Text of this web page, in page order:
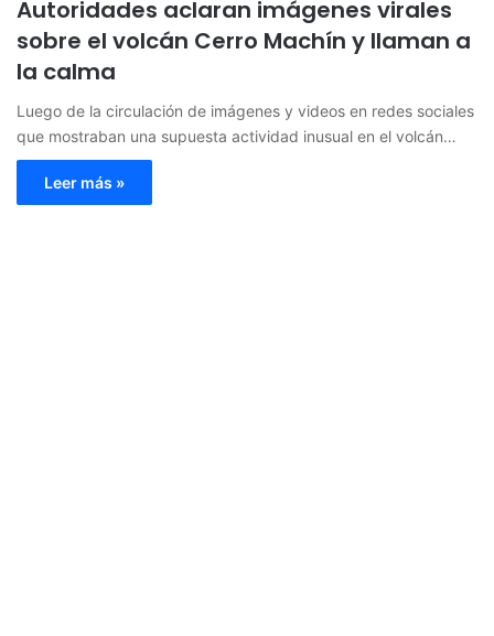
Autoridades aclaran imágenes virales
sobre el volcán Cerro Machín y llaman a
la calma
Luego de la circulación de imágenes y videos en redes sociales
que mostraban una supuesta actividad inusual en el volcán…
Leer más »